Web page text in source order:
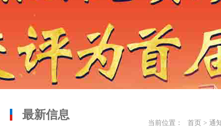
最新信息
当前位置： 首页 > 通